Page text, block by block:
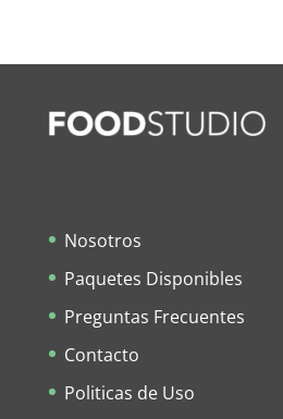
Nosotros
Paquetes Disponibles
Preguntas Frecuentes
Contacto
Politicas de Uso